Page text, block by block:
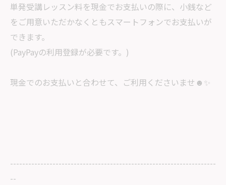
単発受講レッスン料を現金でお支払いの際に、小銭など
をご用意いただかなくともスマートフォンでお支払いが
できます。
(PayPayの利用登録が必要です。)
現金でのお支払いと合わせて、ご利用くださいませ☻✨
--------------------------------------------------------------------
--